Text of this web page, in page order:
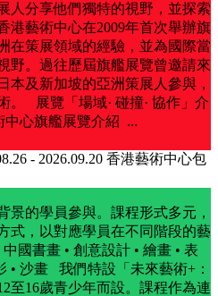
人分享他們獨特的視野，並探索
港藝術中心在2009年首次舉辦旗
在策展領域的經驗，並為國際當
野。過往歷屆旗艦展覽曾邀請來
本及新加坡的亞洲策展人參與，
。 展覽「場域· 碰撞· 協作」介
中心旗艦展覽介紹 ...
- 2026.09.20 香港藝術中心包
景的學員參與。課程形式多元，
式，以對應學員在不同階段的藝
國書畫 • 創意設計 • 繪畫 • 表
• 沙畫 我們特設「未來藝術+：
至16歲青少年而設。課程作為連